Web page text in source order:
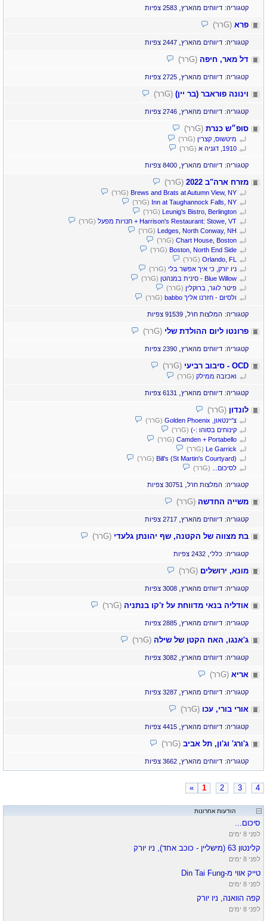
קטגוריה: דיווחים מהארץ,
פרא (Gרר)
קטגוריה: דיווחים מהארץ,
דל מאר, חיפה (Gרר)
קטגוריה: דיווחים מהארץ,
וינונה פוראבר (בר יין) (Gרר)
קטגוריה: דיווחים מהארץ,
סופ״ש כנרת (Gרר)
מיטשוס, קצרין (Gרר)
1910, דגניה א
(Gרר)
קטגוריה: דיווחים מהארץ,
מזרח ארה"ב 2022 (Gרר)
Brews and Brats at Autumn View, NY (Gרר)
Inn at Taughannock Falls, NY (Gרר)
Leunig's Bistro, Berlington
(Gרר)
Harrison's Restaurant: Stowe, VT + חנויות מפעל
(Gרר)
Ledges, North Conway, NH
(Gרר)
Chart House, Boston (Gרר)
Boston, North End Side (Gרר)
Orlando, FL (Gרר)
ניו יורק, כי איך אפשר בלי (Gרר)
Blue Willow - סינית במנהטן
(Gרר)
פיטר לוגר, ברוקלין (Gרר)
ולסיום - חזרנו אליך babbo
(Gרר)
קטגוריה: המלצות חו'ל,
פרונטו ליום ההולדת שלי (Gרר)
קטגוריה: דיווחים מהארץ,
OCD - סיבוב רביעי (Gרר)
ואכזבה ממילק (Gרר)
קטגוריה: דיווחים מהארץ,
לונדון (Gרר)
צ'יינטאון, Golden Phoenix
(Gרר)
קינוחים בסוהו :-) (Gרר)
Camden + Portabello (Gרר)
Le Garrick
(Gרר)
Bill's (St Martin's Courtyard) (Gרר)
לסיכום...
(Gרר)
קטגוריה: המלצות חו'ל,
משייה החדשה (Gרר)
קטגוריה: דיווחים מהארץ,
בת מצווה של הקטנה, שף יהונתן גלעדי (Gרר)
קטגוריה: כללי,
מונא, ירושלים (Gרר)
קטגוריה: דיווחים מהארץ,
אודליה בנאי מדווחת על ז'קו בנתניה (Gרר)
קטגוריה: דיווחים מהארץ,
ג'אנגו, האח הקטן של שילה (Gרר)
קטגוריה: דיווחים מהארץ,
אריא (Gרר)
קטגוריה: דיווחים מהארץ,
אורי בורי, עכו (Gרר)
קטגוריה: דיווחים מהארץ,
ג'ורג' וג'ון, תל אביב (Gרר)
קטגוריה: דיווחים מהארץ,
1 2 3 4
»
הודעות אחרונות
סיכום...
לפני 8 ימים
קלינטון 63 (מישליין - כוכב אחד), ניו יורק
לפני 8 ימים
טייק אווי מ-Din Tai Fung
לפני 8 ימים
קפה הוואנה, ניו יורק
לפני 8 ימים